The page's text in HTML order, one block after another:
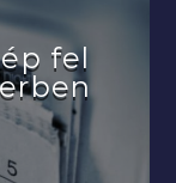
fel